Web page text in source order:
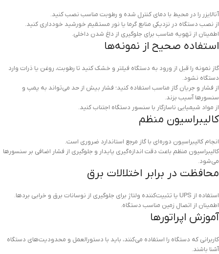
آنالایزر را در محیط با دمای کنترل شده و رطوبت مناسب نصب کنید.
از نصب دستگاه در نزدیکی منابع گرما یا نور مستقیم خورشید خودداری کنید.
اطمینان از تهویه مناسب برای جلوگیری از داغ شدن داخلی.
استفاده صحیح از نمونه‌ها
گاز نمونه را قبل از ورود به دستگاه فیلتر و خشک کنید تا رطوبت، روغن یا ذرات وارد
دستگاه نشود.
از فشار و جریان گاز مناسب استفاده کنید؛ فشار بیش از حد می‌تواند به پمپ و
سنسورها آسیب بزند.
از مواد شیمیایی ناسازگار با سنسور دستگاه اجتناب کنید.
کالیبراسیون منظم
انجام کالیبراسیون دوره‌ای با گاز مرجع استاندارد ضروری است.
کالیبراسیون منظم باعث دقت اندازه‌گیری پایدار و جلوگیری از فشار اضافی بر سنسورها
می‌شود.
محافظت در برابر اختلالات برق
استفاده از UPS یا تثبیت‌کننده ولتاژ برای جلوگیری از نوسانات برق و خرابی بردها.
اطمینان از اتصال زمین مناسب دستگاه.
آموزش اپراتورها
کاربرانی که دستگاه را استفاده می‌کنند، باید با دستورالعمل و محدودیت‌های دستگاه
آشنا باشند.